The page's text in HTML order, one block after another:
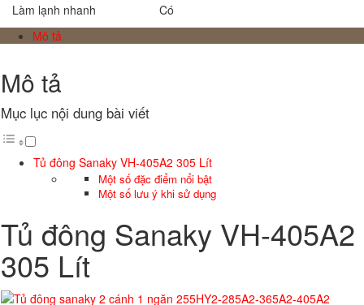
Làm lạnh nhanh
Có
Mô tả
Mô tả
Mục lục nội dung bài viết
Tủ đông Sanaky VH-405A2 305 Lít
Một số đặc điểm nổi bật
Một số lưu ý khi sử dụng
Tủ đông Sanaky VH-405A2
305 Lít